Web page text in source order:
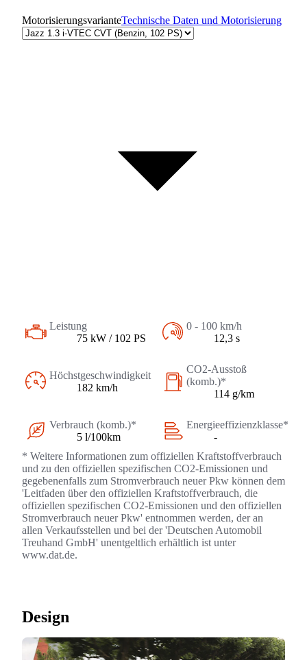
MotorisierungsvarianteTechnische Daten und Motorisierung
Leistung
75 kW / 102 PS
0 - 100 km/h
12,3 s
Höchstgeschwindigkeit
182 km/h
CO2-Ausstoß
(komb.)*
114 g/km
Verbrauch (komb.)*
5 l/100km
Energieeffizienzklasse*
-
* Weitere Informationen zum offiziellen Kraftstoffverbrauch
und zu den offiziellen spezifischen CO2-Emissionen und
gegebenenfalls zum Stromverbrauch neuer Pkw können dem
'Leitfaden über den offiziellen Kraftstoffverbrauch, die
offiziellen spezifischen CO2-Emissionen und den offiziellen
Stromverbrauch neuer Pkw' entnommen werden, der an
allen Verkaufsstellen und bei der 'Deutschen Automobil
Treuhand GmbH' unentgeltlich erhältlich ist unter
www.dat.de.
Design